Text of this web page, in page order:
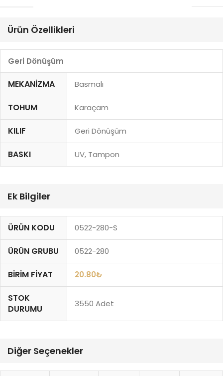
Ürün Özellikleri
Geri Dönüşüm
MEKANIZMA Basmalı
TOHUM Karaçam
KILIF Geri Dönüşüm
BASKI UV, Tampon
Ek Bilgiler
ÜRÜN KODU 0522-280-S
ÜRÜN GRUBU 0522-280
BIRIM FIYAT 20.80₺
STOK
DURUMU
3550 Adet
Diğer Seçenekler